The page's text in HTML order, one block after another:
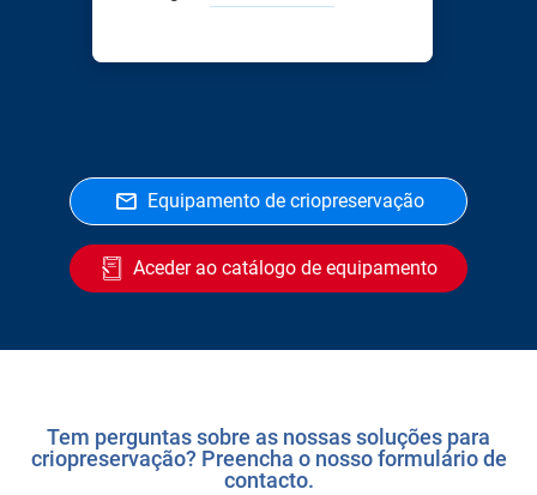
Equipamento de criopreservação
Aceder ao catálogo de equipamento
Tem perguntas sobre as nossas soluções para
criopreservação? Preencha o nosso formulário de
contacto.